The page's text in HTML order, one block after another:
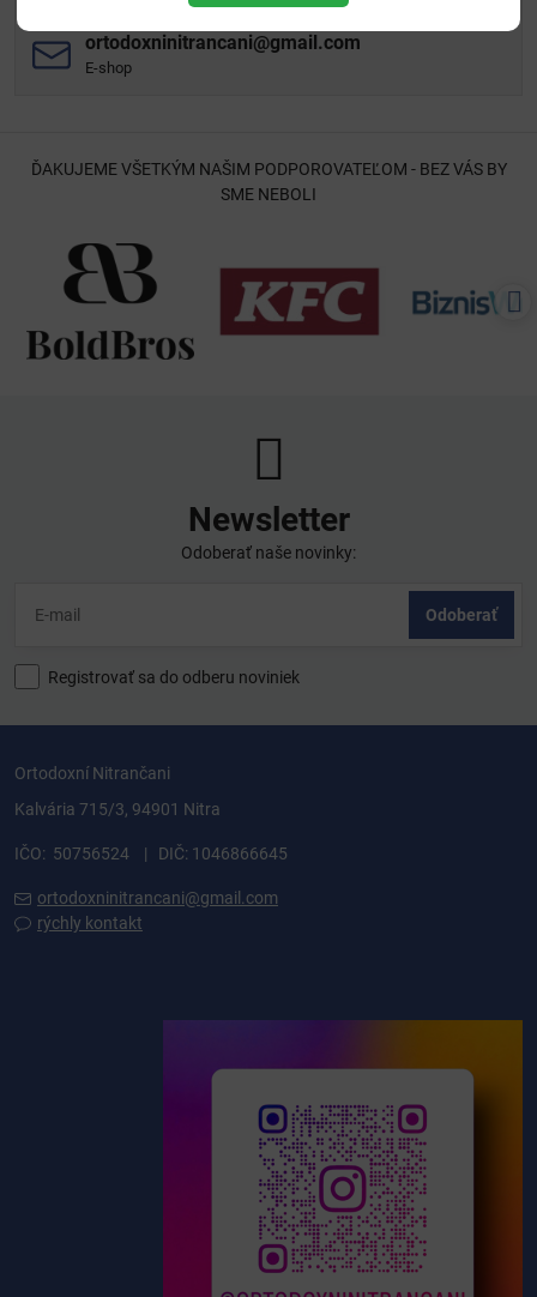
Foto a video služby
ortodoxninitrancani​@gmail​.com
E-shop
ĎAKUJEME VŠETKÝM NAŠIM PODPOROVATEĽOM - BEZ VÁS BY
SME NEBOLI
Newsletter
Odoberať naše novinky:
Odoberať
Registrovať sa do odberu noviniek
Ortodoxní Nitrančani
Kalvária 715/3, 94901 Nitra
IČO: 50756524 | DIČ: 1046866645
ortodoxninitrancani@gmail.com
rýchly kontakt